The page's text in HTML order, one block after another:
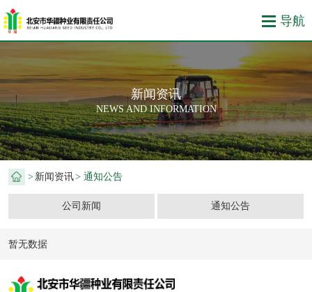
新闻资讯
NEWS AND INFORMATION
> 新闻资讯> 通知公告
公司新闻 通知公告
暂无数据